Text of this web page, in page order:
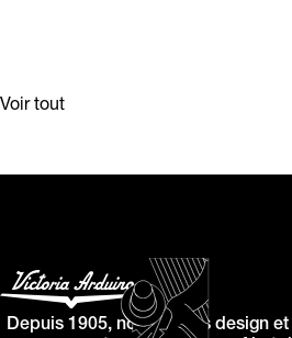
Voir tout
Depuis 1905, nous allions design